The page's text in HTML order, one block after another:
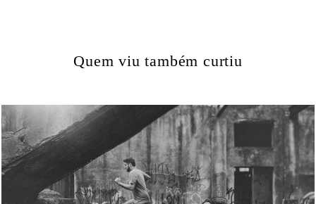
Quem viu também curtiu